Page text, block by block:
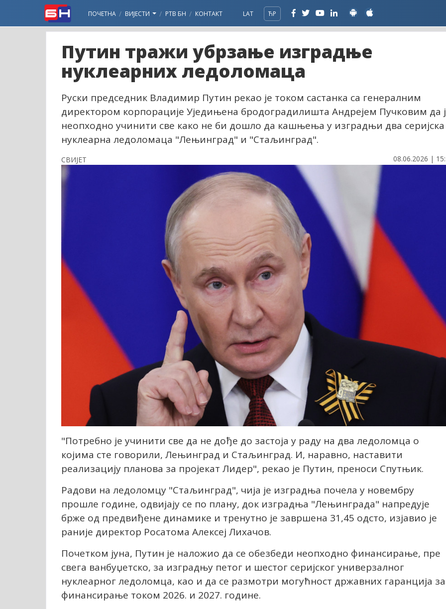
ПОЧЕТНА ВИЈЕСТИ РТВ БН КОНТАКТ LAT ЋР
Путин тражи убрзање изградње
нуклеарних ледоломаца
Руски председник Владимир Путин рекао је током састанка са генералним
директором корпорације Уједињена бродоградилишта Андрејем Пучковим да
неопходно учинити све како не би дошло да кашњења у изградњи два серијска
нуклеарна ледоломаца "Лењинград" и "Стаљинград".
СВИЈЕТ 08.06.2026 |
"Потребно је учинити све да не дође до застоја у раду на два ледоломца о
којима сте говорили, Лењинград и Стаљинград. И, наравно, наставити
реализацију планова за пројекат Лидер", рекао је Путин, преноси Спутњик.
Радови на ледоломцу "Стаљинград", чија је изградња почела у новембру
прошле године, одвијају се по плану, док изградња "Лењинграда" напредује
брже од предвиђене динамике и тренутно је завршена 31,45 одсто, изјавио је
раније директор Росатома Алексеј Лихачов.
Почетком јуна, Путин је наложио да се обезбеди неопходно финансирање, пре
свега ванбуџетско, за изградњу петог и шестог серијског универзалног
нуклеарног ледоломца, као и да се размотри могућност државних гаранција за
финансирање током 2026. и 2027. године.